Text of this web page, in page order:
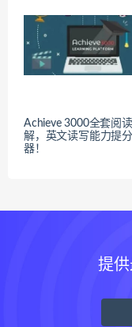
Achieve 3000全套阅
解，英文读写能力提
器！
提